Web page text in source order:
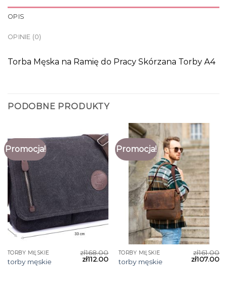
OPIS
OPINIE (0)
Torba Męska na Ramię do Pracy Skórzana Torby A4
PODOBNE PRODUKTY
Promocja!
TORBY MĘSKIE
torby męskie
zł168.00
zł112.00
Promocja!
TORBY MĘSKIE
torby męskie
zł161.00
zł107.00